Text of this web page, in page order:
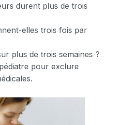
durent plus de trois
elles trois fois par
plus de trois semaines ?
pour exclure